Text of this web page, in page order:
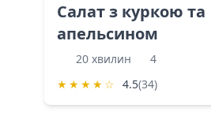
Салат з куркою та
апельсином
20 хвилин
4
★ ★ ★ ★ ☆ 4.5(34)